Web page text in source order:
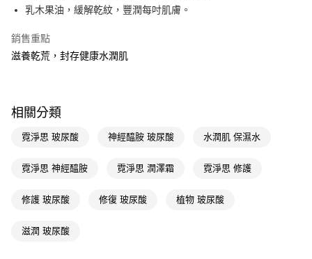
AFTEE先享後付
【關於「AFTEE先享後付」】
AFTEE先享後付是「在收到商品之後才付款」的支付方式。 讓您購物簡單
１．於結帳方式選擇「AFTEE先享後付」後，將跳轉至「AFTEE先享後付」
２．訂單成立數日內，您將收到繳費通知簡訊。
※ 請注意：結帳手續完成當下不需立刻繳費，但若您需要取消訂單，請聯絡
後付繳納相關費用。
即享券
全家取貨付款
每筆NT$65，滿NT$390(含以上)免運費
萊爾富取貨付款
乳木果油，緩解乾紋，豐潤每吋肌膚。
銷售重點
滋養乾荒，封存健康水潤肌
相關分類
霓淨思 玻尿酸 神經醯胺 玻尿酸 水潤肌 保濕水
霓淨思 神經醯胺 霓淨思 潤澤霜 霓淨思 修護
修護 玻尿酸 修復 玻尿酸 植物 玻尿酸
滋潤 玻尿酸